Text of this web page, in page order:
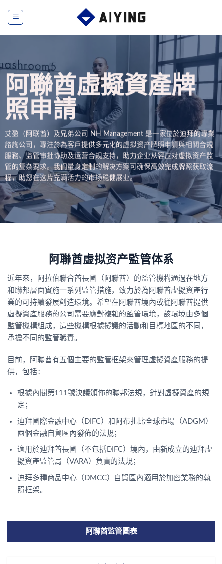
阿聯酋虛擬資產牌
照申請
艾盈（阿联酋）及兄弟公司 NH Management 是一家位於迪拜的專業
諮詢公司，專注於為客戶提供多元化的虚拟资产牌照申請與相關合規
服務、监管审批协助及运营合规支持，助力企业从容应对虚拟资产监
管的复杂要求。我们量身定制的解决方案可确保高效完成牌照获取流
程，助您在这片充满活力的市场稳健展业。
阿聯酋虚拟资产監管体系
近年來，阿拉伯聯合酋長國（阿聯酋）的監管機構通過在地方
和聯邦層面實施一系列監管措施，致力於為阿聯酋虛擬資產行
業的可持續發展創造環境。希望在阿聯酋境內或從阿聯酋提供
虛擬資產服務的公司需要應對複雜的監管環境，該環境由多個
監管機構組成，這些機構根據擬議的活動和目標地區的不同，
承擔不同的監管職責。
目前，阿聯酋有五個主要的監管框架來管理虛擬資產服務的提
供，包括：
根據內閣第111號決議頒佈的聯邦法規，針對虛擬資產的規
定；
迪拜國際金融中心（DIFC）和阿布扎比全球市場（ADGM）
兩個金融自貿區內發佈的法規；
適用於迪拜酋長國（不包括DIFC）境內，由新成立的迪拜虛
擬資產監管局（VARA）負責的法規；
迪拜多種商品中心（DMCC）自貿區內適用於加密業務的執
照框架。
阿聯酋監管圖表